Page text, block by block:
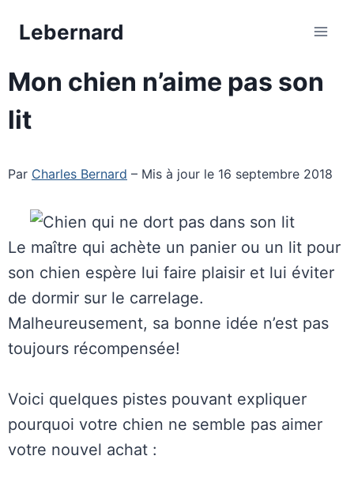
Lebernard
Mon chien n’aime pas son
lit
Par Charles Bernard – Mis à jour le 16 septembre 2018
Le maître qui achète un panier ou un lit pour
son chien espère lui faire plaisir et lui éviter
de dormir sur le carrelage.
Malheureusement, sa bonne idée n’est pas
toujours récompensée!
Voici quelques pistes pouvant expliquer
pourquoi votre chien ne semble pas aimer
votre nouvel achat :